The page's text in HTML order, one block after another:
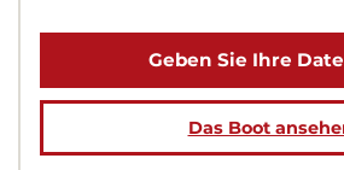
Geben Sie Ihre
Das Boot